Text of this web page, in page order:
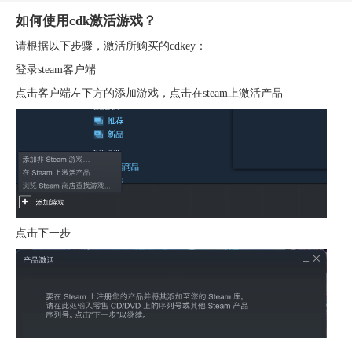
如何使用cdk激活游戏？
请根据以下步骤，激活所购买的cdkey：
登录steam客户端
点击客户端左下方的添加游戏，点击在steam上激活产品
点击下一步